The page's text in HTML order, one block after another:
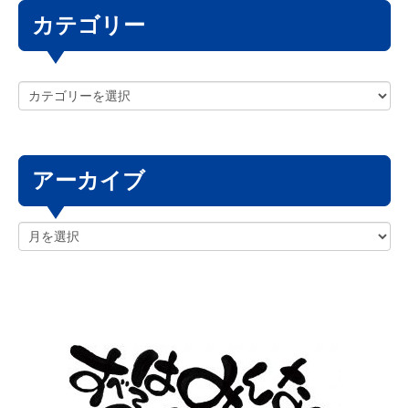
カテゴリー
アーカイブ